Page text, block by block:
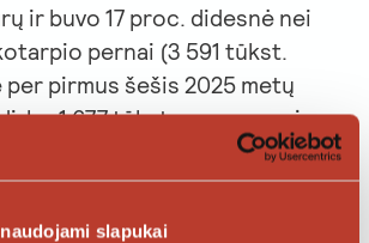
slapukai
ir buvo 17 proc. didesnė nei
pernai (3 591 tūkst.
per pirmus šešis 2025 metų
1 677 tūkst. eurų grynojo
57 proc. didesnis nei tokiu
pernai (t. y. 1 065 tūkst.